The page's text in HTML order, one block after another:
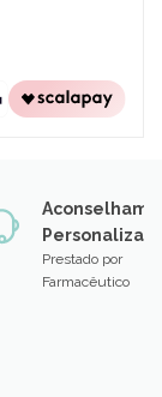
Prestado por
Farmacêutico